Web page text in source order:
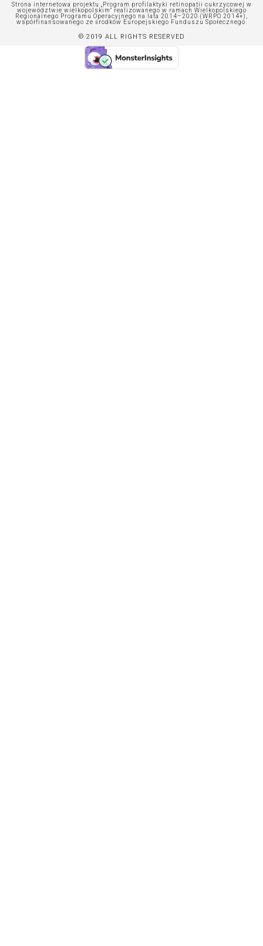
Strona internetowa projektu „Program profilaktyki retinopatii cukrzycowej w
województwie wielkopolskim” realizowanego w ramach Wielkopolskiego
Regionalnego Programu Operacyjnego na lata 2014–2020 (WRPO 2014+),
współfinansowanego ze środków Europejskiego Funduszu Społecznego.
© 2019 ALL RIGHTS RESERVED